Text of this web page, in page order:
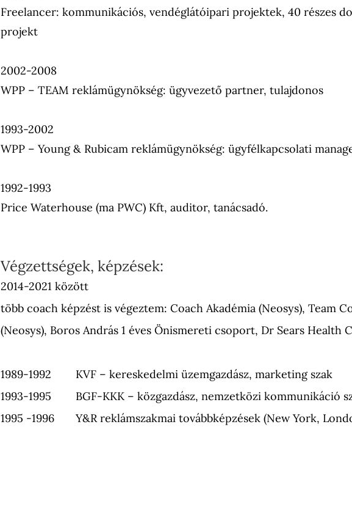
Freelancer: kommunikációs, vendéglátóipari projektek, 40 részes
projekt
2002-2008
WPP – TEAM reklámügynökség: ügyvezető partner, tulajdonos
1993-2002
WPP – Young & Rubicam reklámügynökség: ügyfélkapcsolati
1992-1993
Price Waterhouse (ma PWC) Kft, auditor, tanácsadó.
Végzettségek, képzések:
2014-2021 között
több coach képzést is végeztem: Coach Akadémia (Neosys), Team
(Neosys), Boros András 1 éves Önismereti csoport, Dr Sears Health
1989-1992 KVF – kereskedelmi üzemgazdász, marketing szak
1993-1995 BGF-KKK – közgazdász, nemzetközi kommunikáció
1995 -1996 Y&R reklámszakmai továbbképzések (New York,